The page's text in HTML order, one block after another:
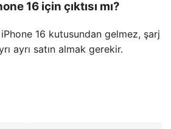
16 için çıktısı mı?
16 kutusundan gelmez, şarj
ayrı satın almak gerekir.